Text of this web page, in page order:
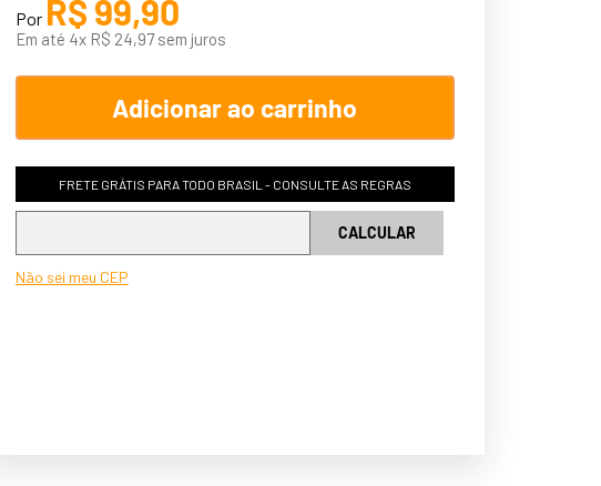
Por R$99,90
Em até 4x R$ 24,97sem juros
Adicionar ao carrinho
FRETE GRÁTIS PARA TODO BRASIL - CONSULTE AS REGRAS
Não sei meu CEP